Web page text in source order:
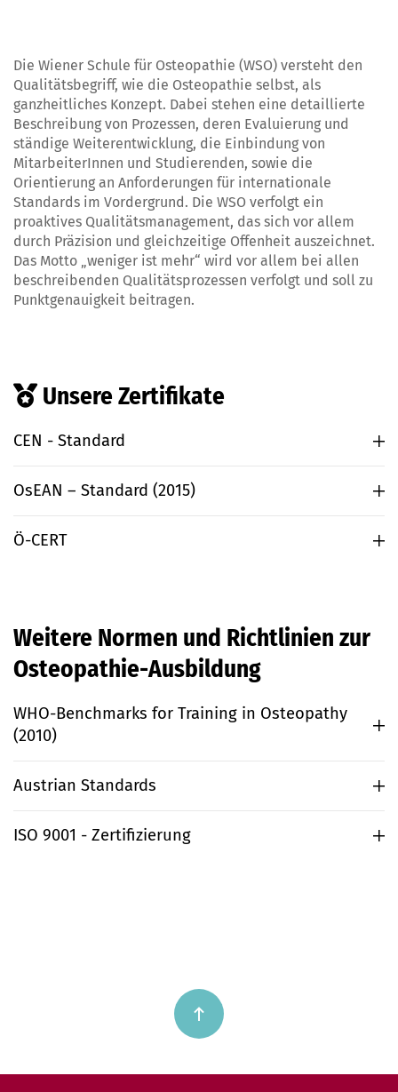
Die Wiener Schule für Osteopathie (WSO) versteht den
Qualitätsbegriff, wie die Osteopathie selbst, als
ganzheitliches Konzept. Dabei stehen eine detaillierte
Beschreibung von Prozessen, deren Evaluierung und
ständige Weiterentwicklung, die Einbindung von
MitarbeiterInnen und Studierenden, sowie die
Orientierung an Anforderungen für internationale
Standards im Vordergrund. Die WSO verfolgt ein
proaktives Qualitätsmanagement, das sich vor allem
durch Präzision und gleichzeitige Offenheit auszeichnet.
Das Motto „weniger ist mehr“ wird vor allem bei allen
beschreibenden Qualitätsprozessen verfolgt und soll zu
Punktgenauigkeit beitragen.
Unsere Zertifikate
CEN - Standard
OsEAN – Standard (2015)
Ö-CERT
Weitere Normen und Richtlinien zur
Osteopathie-Ausbildung
WHO-Benchmarks for Training in Osteopathy
(2010)
Austrian Standards
ISO 9001 - Zertifizierung